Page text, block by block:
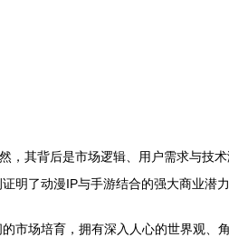
，其背后是市场逻辑、用户需求与技
明了动漫IP与手游结合的强大商业潜力
市场培育，拥有深入人心的世界观、